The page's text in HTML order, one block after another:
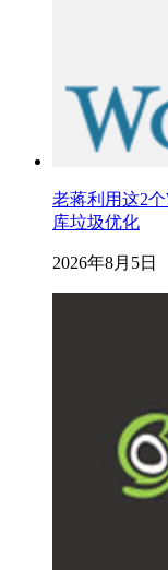
老蒋利用这2
库垃圾优化
2026年8月5日